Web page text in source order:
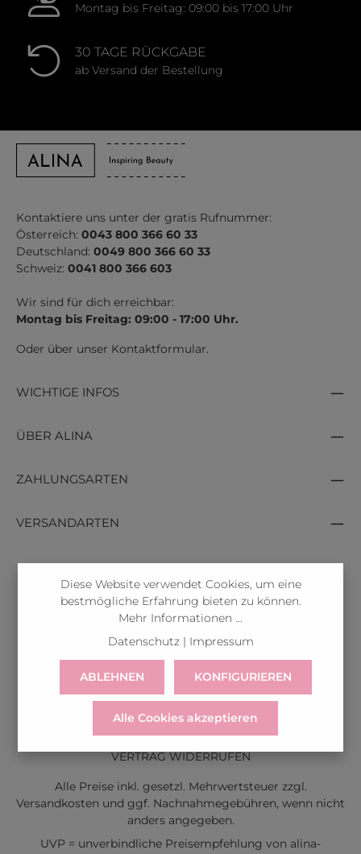
Montag bis Freitag: 09:00 bis 17:00 Uhr
30 TAGE RÜCKGABE
ab Versand der Bestellung
Kontaktiere uns unter der gratis Rufnummer:
Österreich: 0043 800 366 60 33
Deutschland: 0049 800 366 60 33
Schweiz: 0041 800 366 603
Wir sind für dich erreichbar:
Montag bis Freitag: 09:00 - 17:00 Uhr.
Oder über unser Kontaktformular.
WICHTIGE INFOS
ÜBER ALINA
ZAHLUNGSARTEN
VERSANDARTEN
LIEFERUNGWIDERRUFSERVICE & HILFE
VERTRAG WIDERRUFEN
Alle Preise inkl. gesetzl. Mehrwertsteuer zzgl.
Versandkosten und ggf. Nachnahmegebühren, wenn nicht
anders angegeben.
UVP = unverbindliche Preisempfehlung von alina-
Diese Website verwendet Cookies, um eine
bestmögliche Erfahrung bieten zu können.
Mehr Informationen ...
Datenschutz| Impressum
ABLEHNEN KONFIGURIEREN
Alle Cookies akzeptieren